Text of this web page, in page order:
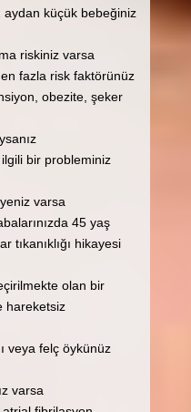
aydan küçük bebeğiniz
riskiniz varsa
fazla risk faktörünüz
obezite, şeker
bir probleminiz
varsa
45 yaş
tıkanıklığı hikayesi
olan bir
hareketsiz
veya felç öykünüz
varsa